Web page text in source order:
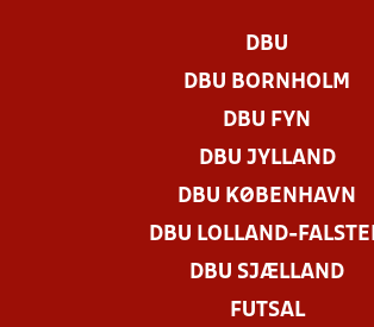
DBU
DBU BORNHOLM
DBU FYN
DBU JYLLAND
DBU KØBENHAVN
DBU LOLLAND-
DBU SJÆLLAND
FUTSAL